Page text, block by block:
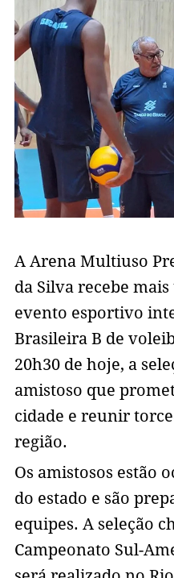
A Arena Multiuso
da Silva recebe
evento esportivo
Brasileira B de
20h30 de hoje, a
amistoso que
cidade e reunir
região.
Os amistosos estão
do estado e são
equipes. A seleção
Campeonato Sul-